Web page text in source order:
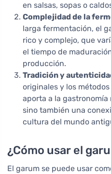
en salsas, sopas o
Complejidad de la
larga fermentación, el
rico y complejo, que
el tiempo de
producción.
Tradición y
originales y los
aporta a la gastronomía
sino también una
cultura del mundo
¿Cómo usar el
El garum se puede usar